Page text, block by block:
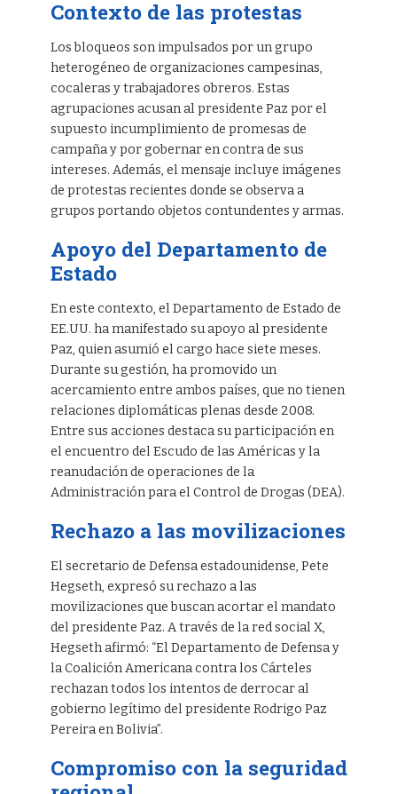
Contexto de las protestas
Los bloqueos son impulsados por un grupo
heterogéneo de organizaciones campesinas,
cocaleras y trabajadores obreros. Estas
agrupaciones acusan al presidente Paz por el
supuesto incumplimiento de promesas de
campaña y por gobernar en contra de sus
intereses. Además, el mensaje incluye imágenes
de protestas recientes donde se observa a
grupos portando objetos contundentes y armas.
Apoyo del Departamento de
Estado
En este contexto, el Departamento de Estado de
EE.UU. ha manifestado su apoyo al presidente
Paz, quien asumió el cargo hace siete meses.
Durante su gestión, ha promovido un
acercamiento entre ambos países, que no tienen
relaciones diplomáticas plenas desde 2008.
Entre sus acciones destaca su participación en
el encuentro del Escudo de las Américas y la
reanudación de operaciones de la
Administración para el Control de Drogas (DEA).
Rechazo a las movilizaciones
El secretario de Defensa estadounidense, Pete
Hegseth, expresó su rechazo a las
movilizaciones que buscan acortar el mandato
del presidente Paz. A través de la red social X,
Hegseth afirmó: “El Departamento de Defensa y
la Coalición Americana contra los Cárteles
rechazan todos los intentos de derrocar al
gobierno legítimo del presidente Rodrigo Paz
Pereira en Bolivia”.
Compromiso con la seguridad